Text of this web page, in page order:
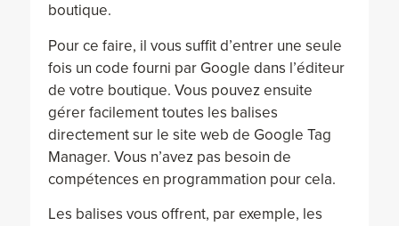
boutique.
Pour ce faire, il vous suffit d’entrer une seule
fois un code fourni par Google dans l’éditeur
de votre boutique. Vous pouvez ensuite
gérer facilement toutes les balises
directement sur le site web de Google Tag
Manager. Vous n’avez pas besoin de
compétences en programmation pour cela.
Les balises vous offrent, par exemple, les